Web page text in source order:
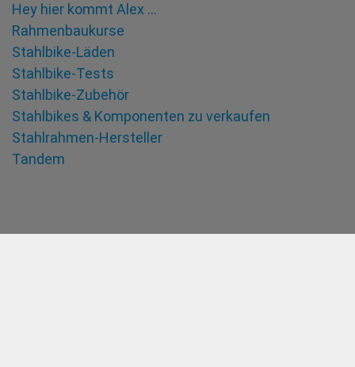
Hey hier kommt Alex …
Rahmenbaukurse
Stahlbike-Läden
Stahlbike-Tests
Stahlbike-Zubehör
Stahlbikes & Komponenten zu verkaufen
Stahlrahmen-Hersteller
Tandem